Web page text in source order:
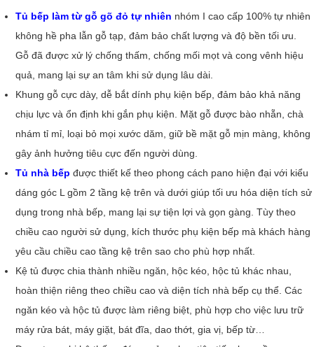
Tủ bếp làm từ gỗ gõ đỏ tự nhiên nhóm I cao cấp 100% tự nhiên
không hề pha lẫn gỗ tạp, đảm bảo chất lượng và độ bền tối ưu.
Gỗ đã được xử lý chống thấm, chống mối mọt và cong vênh hiệu
quả, mang lại sự an tâm khi sử dụng lâu dài.
Khung gỗ cực dày, dễ bắt dính phụ kiện bếp, đảm bảo khả năng
chịu lực và ổn định khi gắn phụ kiện. Mặt gỗ được bào nhẵn, chà
nhám tỉ mỉ, loại bỏ mọi xước dăm, giữ bề mặt gỗ mịn màng, không
gây ảnh hưởng tiêu cực đến người dùng.
Tủ nhà bếp được thiết kế theo phong cách pano hiện đại với kiểu
dáng góc L gồm 2 tầng kệ trên và dưới giúp tối ưu hóa diện tích sử
dụng trong nhà bếp, mang lại sự tiện lợi và gọn gàng. Tùy theo
chiều cao người sử dụng, kích thước phụ kiện bếp mà khách hàng
yêu cầu chiều cao tầng kệ trên sao cho phù hợp nhất.
Kệ tủ được chia thành nhiều ngăn, hộc kéo, hộc tủ khác nhau,
hoàn thiện riêng theo chiều cao và diện tích nhà bếp cụ thể. Các
ngăn kéo và hộc tủ được làm riêng biệt, phù hợp cho việc lưu trữ
máy rửa bát, máy giặt, bát đĩa, dao thớt, gia vị, bếp từ…